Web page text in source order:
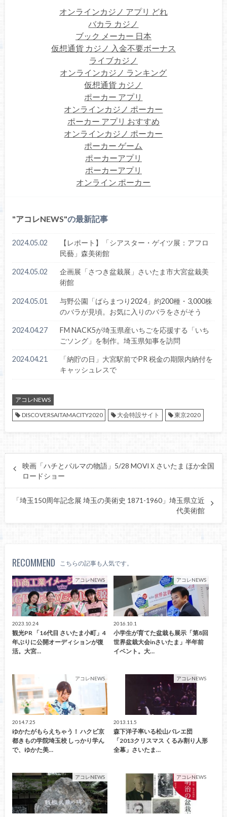
オンラインカジノ アプリ どれ
バカラ カジノ
ブック メーカー 日本
仮想通貨 カジノ 入金不要ボーナス
ライブカジノ
オンラインカジノ ランキング
仮想通貨 カジノ
ポーカー アプリ
オンラインカジノ ポーカー
ポーカー アプリ おすすめ
オンラインカジノ ポーカー
ポーカー ゲーム
ポーカーアプリ
ポーカーアプリ
オンライン ポーカー
アコレNEWS の最新記事
2024.05.02
【レポート】「シアスター・ゲイツ展：アフロ
民藝」森美術館
2024.05.02
企画展「さつき盆栽展」さいたま市大宮盆栽美
術館
2024.05.01
与野公園「ばらまつり2024」約200種・3,000株
のバラが見頃。お気に入りのバラをさがそう
2024.04.27
FM NACK5が埼玉県産いちごを応援する「いち
ごソング」を制作。埼玉県知事を訪問
2024.04.21
「納貯の日」大宮駅前でPR 税金の期限内納付を
キャッシュレスで
アコレNEWS
DISCOVERSAITAMACITY2020
大会特設サイト 東京2020
映画「ハチとパルマの物語」5/28 MOVIＸさいたま ほか全国
ロードショー
「埼玉150周年記念展 埼玉の美術史 1871-1960」埼玉県立近
代美術館
RECOMMEND こちらの記事も人気です。
アコレNEWS
2023.10.24
観光PR 「16代目 さいたま小町」4
年ぶりに公開オーディションが復
活。大宮…
アコレNEWS
2016.10.1
小学生が育てた盆栽も展示「第8回
世界盆栽大会inさいたま」半年前
イベント。大…
アコレNEWS
2014.7.25
ゆかたがもらえちゃう！ ハクビ京
都きもの学院埼玉校 しっかり学ん
で、ゆかた美…
アコレNEWS
2013.11.5
森下洋子率いる松山バレエ団
「2013クリスマス くるみ割り人形
全幕」さいたま…
アコレNEWS アコレNEWS